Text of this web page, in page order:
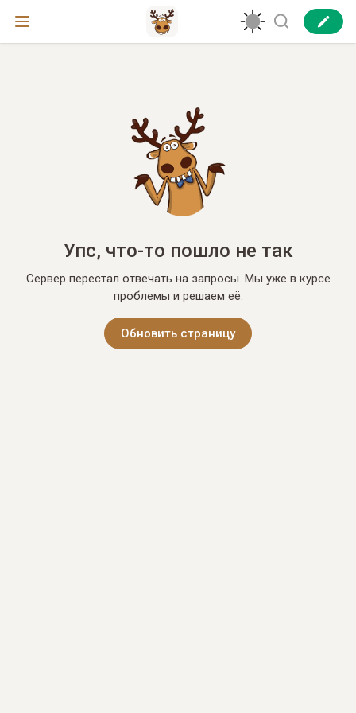
Упс, что-то пошло не так
Сервер перестал отвечать на запросы. Мы уже в курсе
проблемы и решаем её.
Обновить страницу